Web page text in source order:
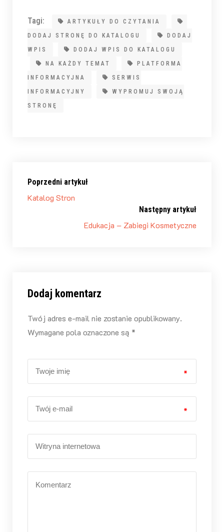
Tagi:
ARTYKUŁY DO CZYTANIA
DODAJ STRONĘ DO KATALOGU
DODAJ
WPIS
DODAJ WPIS DO KATALOGU
NA KAŻDY TEMAT
PLATFORMA
INFORMACYJNA
SERWIS
INFORMACYJNY
WYPROMUJ SWOJĄ
STRONĘ
Poprzedni artykuł
Katalog Stron
Następny artykuł
Edukacja – Zabiegi Kosmetyczne
Dodaj komentarz
Twój adres e-mail nie zostanie opublikowany.
Wymagane pola oznaczone są *
*
*